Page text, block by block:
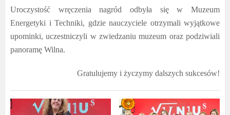
Uroczystość wręczenia nagród odbyła się w Muzeum
Energetyki i Techniki, gdzie nauczyciele otrzymali wyjątkowe
upominki, uczestniczyli w zwiedzaniu muzeum oraz podziwiali
panoramę Wilna.
Gratulujemy i życzymy dalszych sukcesów!